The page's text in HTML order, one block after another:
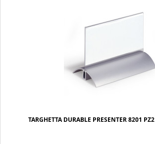
TARGHETTA DURABLE PRESENTER 8201 PZ2